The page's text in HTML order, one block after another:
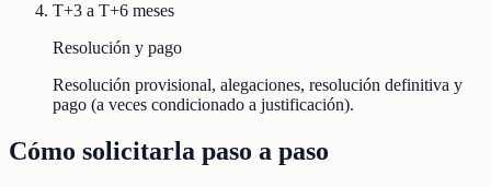
T+3 a T+6 meses
Resolución y pago
Resolución provisional, alegaciones, resolución definitiva y
pago (a veces condicionado a justificación).
Cómo solicitarla paso a paso